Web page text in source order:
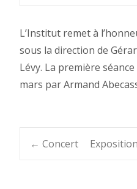
L’Institut remet à
sous la direction de
Lévy. La première
mars par Armand
Post
← Concert